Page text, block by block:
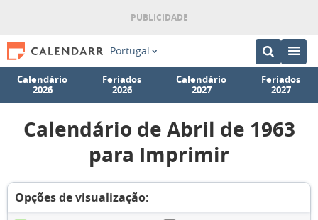
Portugal
Calendário
2026
Feriados
2026
Calendário
2027
Feriados
2027
Calendário de Abril de 1963
para Imprimir
Opções de visualização: